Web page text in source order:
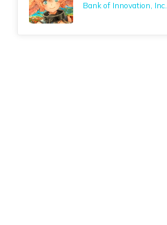
Bank of Innovation, Inc.